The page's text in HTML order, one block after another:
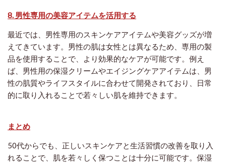
8. 男性専用の美容アイテムを活用する
最近では、男性専用のスキンケアアイテムや美容グッズが増
えてきています。男性の肌は女性とは異なるため、専用の製
品を使用することで、より効果的なケアが可能です。例え
ば、男性用の保湿クリームやエイジングケアアイテムは、男
性の肌質やライフスタイルに合わせて開発されており、日常
的に取り入れることで若々しい肌を維持できます。
まとめ
50代からでも、正しいスキンケアと生活習慣の改善を取り入
れることで、肌を若々しく保つことは十分に可能です。保湿